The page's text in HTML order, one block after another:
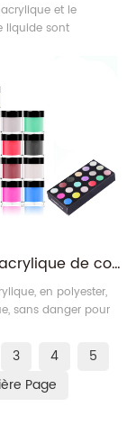
et le
liquide sont
qui offre clarté et
Pendant ce temps,
est fournie.
Poudre acrylique de couleur claire découpant la poudre de trempage en cristal
en polyester,
sans danger pour
différentes
de couleurs et
nail art plus
3 4
5
Page